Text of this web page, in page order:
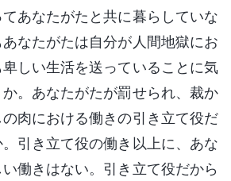
あなたがたと共に暮らしていな
なたがたは自分が人間地獄にお
しい生活を送っていることに気
。あなたがたが罰せられ、裁か
肉における働きの引き立て役だ
引き立て役の働き以上に、あな
働きはない。引き立て役だから